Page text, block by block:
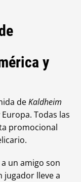
y
deKaldheim
Todas las
promocional
un amigo son
jugador lleve a